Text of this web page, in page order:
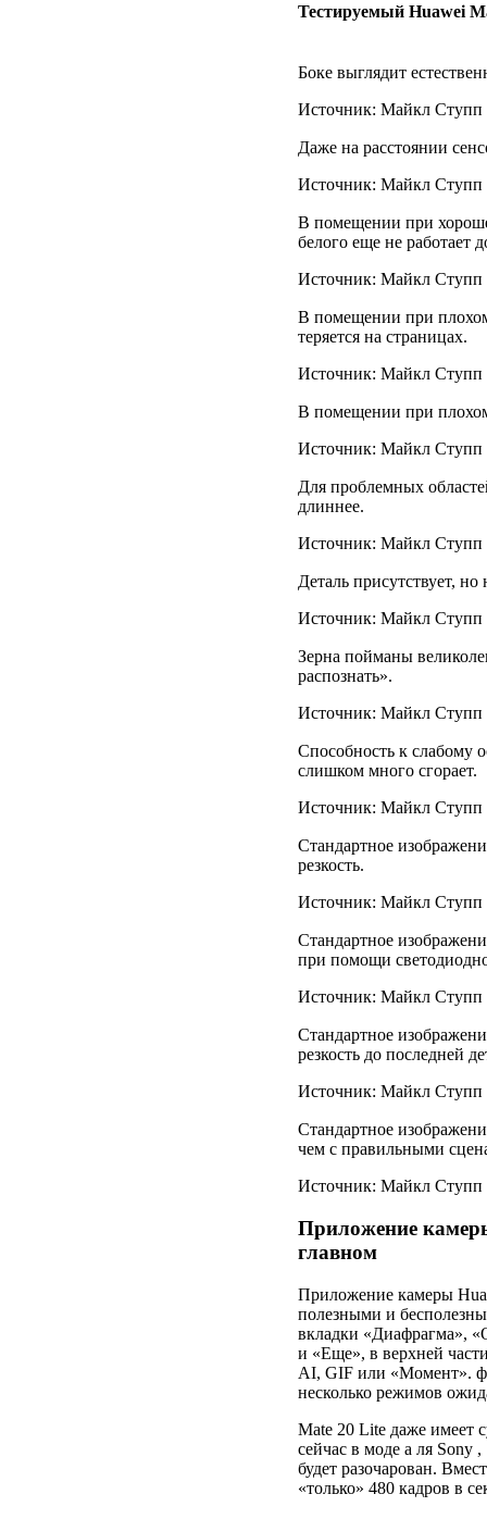
Тестируемый Huawei
Боке выглядит
Источник: Майкл Ступп
Даже на расстоянии
Источник: Майкл Ступп
В помещении при
белого еще не работает
Источник: Майкл Ступп
В помещении при
теряется на страницах.
Источник: Майкл Ступп
В помещении при
Источник: Майкл Ступп
Для проблемных
длиннее.
Источник: Майкл Ступп
Деталь присутствует,
Источник: Майкл Ступп
Зерна пойманы
распознать».
Источник: Майкл Ступп
Способность к слабому
слишком много сгорает.
Источник: Майкл Ступп
Стандартное
резкость.
Источник: Майкл Ступп
Стандартное
при помощи
Источник: Майкл Ступп
Стандартное
резкость до последней
Источник: Майкл Ступп
Стандартное
чем с правильными
Источник: Майкл Ступп
Приложение
главном
Приложение камеры
полезными и
вкладки «Диафрагма»,
и «Еще», в верхней
AI, GIF или «Момент».
несколько режимов
Mate 20 Lite даже имеет
сейчас в моде а ля Sony
будет разочарован.
«только» 480 кадров в